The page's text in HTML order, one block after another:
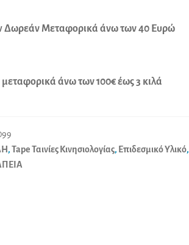
r
t
:
Δωρεάν Μεταφορικά άνω των 40 Ευρώ
άνω των 100€ έως 3 κιλά
,Tape Ταινίες Κινησιολογίας, Επιδεσμικό Υλικό,